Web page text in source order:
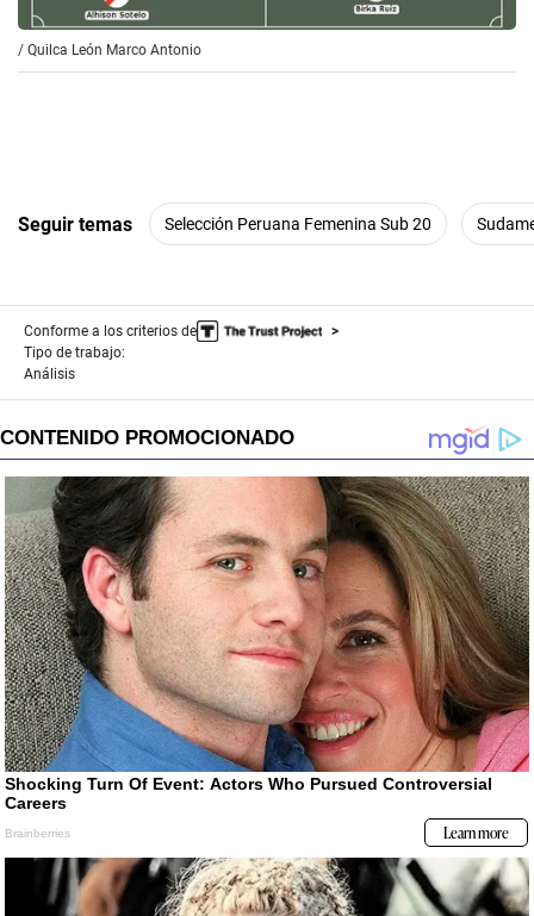
/ Quilca León Marco Antonio
Seguir temas Selección Peruana Femenina Sub 20
Conforme a los criterios de
Tipo de trabajo:
Análisis